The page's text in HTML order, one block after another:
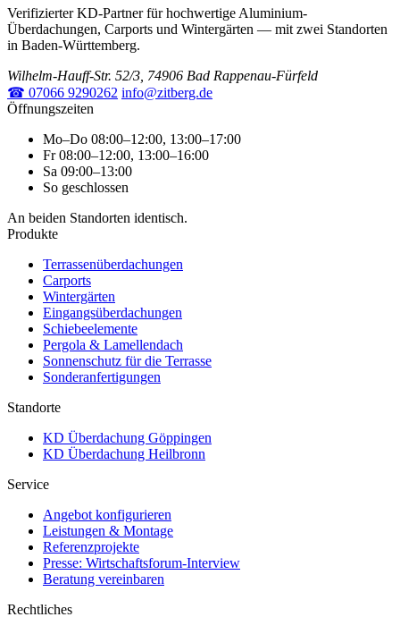
Verifizierter KD-Partner für hochwertige Aluminium-
Überdachungen, Carports und Wintergärten — mit zwei Standorten
in Baden-Württemberg.
Wilhelm-Hauff-Str. 52/3, 74906 Bad Rappenau-Fürfeld
☎ 07066 9290262 info@zitberg.de
Öffnungszeiten
Mo–Do 08:00–12:00, 13:00–17:00
Fr 08:00–12:00, 13:00–16:00
Sa 09:00–13:00
So geschlossen
An beiden Standorten identisch.
Produkte
Terrassenüberdachungen
Carports
Wintergärten
Eingangsüberdachungen
Schiebeelemente
Pergola & Lamellendach
Sonnenschutz für die Terrasse
Sonderanfertigungen
Standorte
KD Überdachung Göppingen
KD Überdachung Heilbronn
Service
Angebot konfigurieren
Leistungen & Montage
Referenzprojekte
Presse: Wirtschaftsforum-Interview
Beratung vereinbaren
Rechtliches